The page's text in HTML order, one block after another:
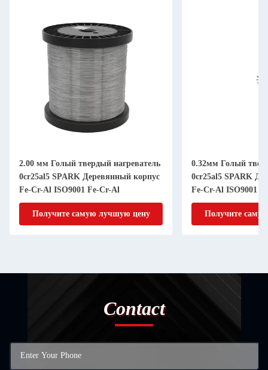
2.00 мм Голый твердый нагреватель
0cr25al5 SPARK Деревянный корпус
Fe-Cr-Al ISO9001 Fe-Cr-Al
Получите самую лучшую цену
0.32мм Голый
0cr25al5 SPARK
Fe-Cr-Al ISO9001
Получите
Contact